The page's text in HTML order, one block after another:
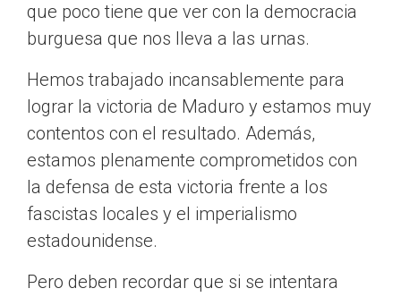
que poco tiene que ver con la democracia
burguesa que nos lleva a las urnas.
Hemos trabajado incansablemente para
lograr la victoria de Maduro y estamos muy
contentos con el resultado. Además,
estamos plenamente comprometidos con
la defensa de esta victoria frente a los
fascistas locales y el imperialismo
estadounidense.
Pero deben recordar que si se intentara